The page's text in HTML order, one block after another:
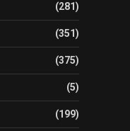
(281)
(351)
(375)
(5)
(199)